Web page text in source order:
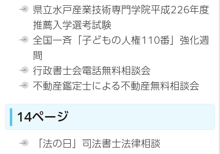
県立水戸産業技術専門学院平成226年度
推薦入学選考試験
全国一斉「子どもの人権110番」強化週
間
行政書士会電話無料相談会
不動産鑑定士による不動産無料相談会
14ページ
「法の日」司法書士法律相談